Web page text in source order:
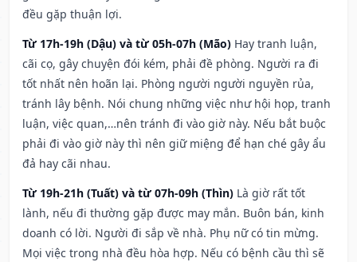
đều gặp thuận lợi.
Từ 17h-19h (Dậu) và từ 05h-07h (Mão) Hay tranh luận,
cãi cọ, gây chuyện đói kém, phải đề phòng. Người ra đi
tốt nhất nên hoãn lại. Phòng người người nguyền rủa,
tránh lây bệnh. Nói chung những việc như hội họp, tranh
luận, việc quan,…nên tránh đi vào giờ này. Nếu bắt buộc
phải đi vào giờ này thì nên giữ miệng để hạn ché gây ẩu
đả hay cãi nhau.
Từ 19h-21h (Tuất) và từ 07h-09h (Thìn) Là giờ rất tốt
lành, nếu đi thường gặp được may mắn. Buôn bán, kinh
doanh có lời. Người đi sắp về nhà. Phụ nữ có tin mừng.
Mọi việc trong nhà đều hòa hợp. Nếu có bệnh cầu thì sẽ